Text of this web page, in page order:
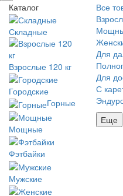
Каталог
Складные
Взрослые 120 кг
Городские
Горные
Мощные
Фэтбайки
Мужские
Все
Для
Для
С
Еще